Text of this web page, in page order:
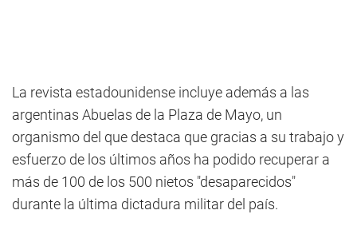
La revista estadounidense incluye además a las
argentinas Abuelas de la Plaza de Mayo, un
organismo del que destaca que gracias a su trabajo y
esfuerzo de los últimos años ha podido recuperar a
más de 100 de los 500 nietos "desaparecidos"
durante la última dictadura militar del país.